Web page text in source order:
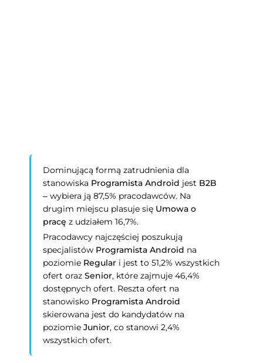
Dominującą formą zatrudnienia dla
stanowiska Programista Android jest B2B
– wybiera ją 87,5% pracodawców. Na
drugim miejscu plasuje się Umowa o
pracę z udziałem 16,7%.
Pracodawcy najczęściej poszukują
specjalistów Programista Android na
poziomie Regular i jest to 51,2% wszystkich
ofert orazSenior, które zajmuje 46,4%
dostępnych ofert. Reszta ofert na
stanowisko Programista Android
skierowana jest do kandydatów na
poziomieJunior, co stanowi 2,4%
wszystkich ofert.